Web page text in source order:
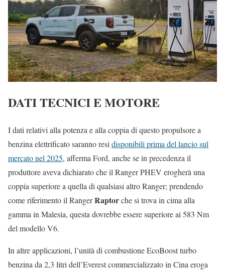
DATI TECNICI E MOTORE
I dati relativi alla potenza e alla coppia di questo propulsore a
benzina elettrificato saranno resi disponibili prima del lancio sul
mercato nel 2025, afferma Ford, anche se in precedenza il
produttore aveva dichiarato che il Ranger PHEV erogherà una
coppia superiore a quella di qualsiasi altro Ranger; prendendo
come riferimento il RangerRaptorche si trova in cima alla
gamma in Malesia, questa dovrebbe essere superiore ai 583 Nm
del modello V6.
In altre applicazioni, l’unità di combustione EcoBoost turbo
benzina da 2,3 litri dell’Everest commercializzato in Cina eroga